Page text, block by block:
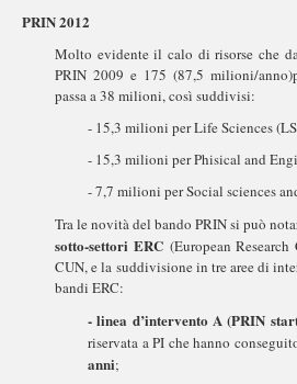
PRIN 2012
Molto evidente il calo di risorse che
PRIN 2009 e 175 (87,5 milioni/
passa a 38 milioni, così suddivisi:
- 15,3 milioni per Life Sciences
- 15,3 milioni per Phisical and
- 7,7 milioni per Social sciences
Tra le novità del bando PRIN si può
sotto-settori ERC(European
CUN, e la suddivisione in tre aree di
bandi ERC:
- linea d’intervento A (PRIN
riservata a PI che hanno
anni;